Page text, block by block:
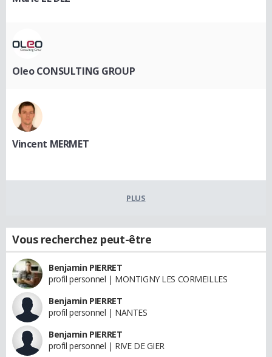
Oleo CONSULTING GROUP
Vincent MERMET
PLUS
Vous recherchez peut-être
Benjamin PIERRET
profil personnel | MONTIGNY LES CORMEILLES
Benjamin PIERRET
profil personnel | NANTES
Benjamin PIERRET
profil personnel | RIVE DE GIER